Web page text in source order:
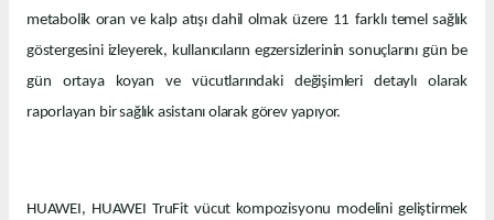
metabolik oran ve kalp atışı dahil olmak üzere 11 farklı temel sağlık
göstergesini izleyerek, kullanıcıların egzersizlerinin sonuçlarını gün be
gün ortaya koyan ve vücutlarındaki değişimleri detaylı olarak
raporlayan bir sağlık asistanı olarak görev yapıyor.
HUAWEI, HUAWEI TruFit vücut kompozisyonu modelini geliştirmek